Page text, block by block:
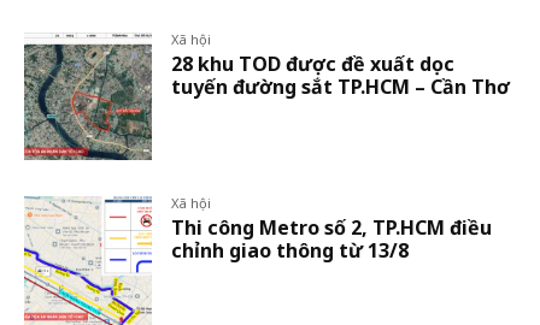
Xã hội
28 khu TOD được đề xuất dọc
tuyến đường sắt TP.HCM – Cần Thơ
Xã hội
Thi công Metro số 2, TP.HCM điều
chỉnh giao thông từ 13/8